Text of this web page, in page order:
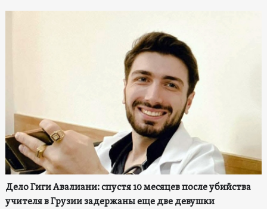
Дело Гиги Авалиани: спустя 10 месяцев после убийства
учителя в Грузии задержаны еще две девушки